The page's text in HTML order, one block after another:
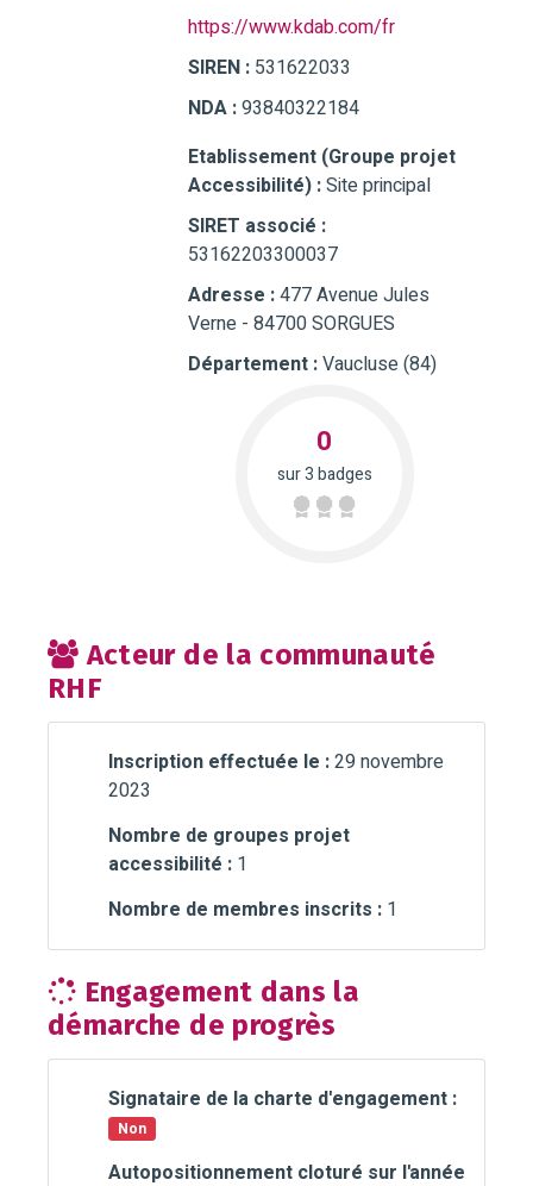
https://www.kdab.com/fr
SIREN : 531622033
NDA :93840322184
Etablissement (Groupe projet
Accessibilité) :Site principal
SIRET associé :
53162203300037
Adresse :477 Avenue Jules
Verne - 84700 SORGUES
Département :Vaucluse (84)
0
sur 3 badges
Acteur de la communauté
RHF
Inscription effectuée le :29 novembre
2023
Nombre de groupes projet
accessibilité : 1
Nombre de membres inscrits : 1
Engagement dans la
démarche de progrès
Signataire de la charte d'engagement :
Non
Autopositionnement cloturé sur l'année